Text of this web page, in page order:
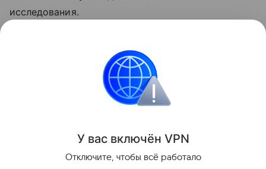
исследования.
енотов может уточнить особенности интеллекта
У вас включён VPN
Отключите, чтобы всё работало